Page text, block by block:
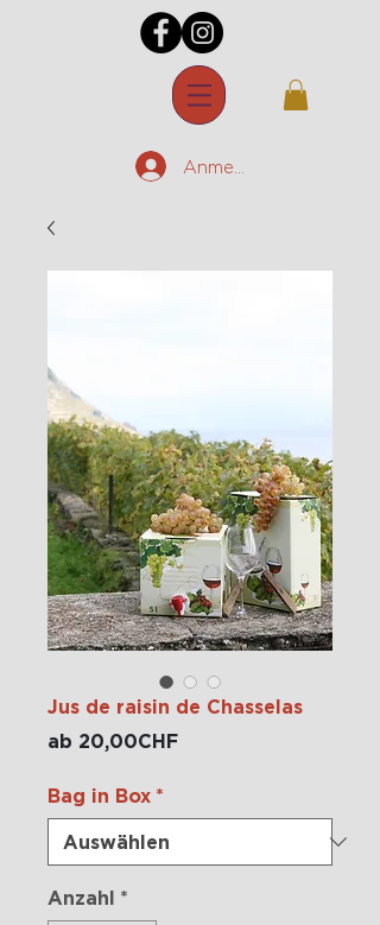
Anmelden
Jus de raisin de Chasselas
ab 20,00CHFSale-
Bag in Box *
Anzahl *